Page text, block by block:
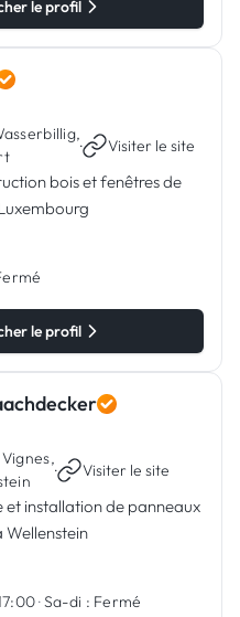
le profil
· Visiter le site
bois et fenêtres de
le profil
· Visiter le site
et installation de panneaux
·Sa-di : Fermé